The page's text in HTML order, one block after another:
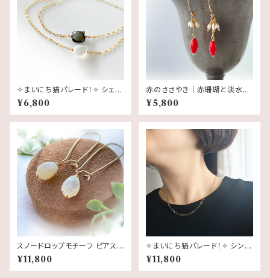
✧まいにち猫パレード！✧ シェル
猫のきらり細チェーンブレスレッ
ト（白猫 or 黒猫・14kgf 猫チェ
ーン）｜白蝶貝 黒蝶貝
¥6,800
赤のささやき｜赤珊瑚と淡水パ
ールの華奢ピアス 14kgf 3月誕
生石
¥5,800
スノードロップモチーフ ピアス
｜白蝶貝×14kgf｜大人の花ア
クセサリー・スノードロップ
¥11,800
✧まいにち猫パレード！✧ シンプ
ルに楽しむ 猫チェーンネックレ
ス｜45cm・1連・14kgf 猫モチ
ーフ
¥11,800